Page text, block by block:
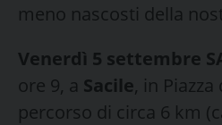
meno nascosti della
Venerdì 5 settembre
ore 9, a Sacile, in
percorso di circa 6 km